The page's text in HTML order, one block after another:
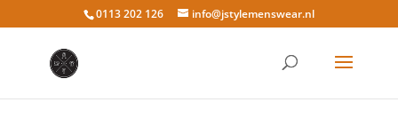
0113 202 126 info@jstylemenswear.nl